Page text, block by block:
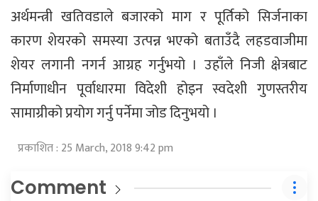
अर्थमन्त्री खतिवडाले बजारको माग र पूर्तिको सिर्जनाका
कारण शेयरको समस्या उत्पन्न भएको बताउँदै लहडवाजीमा
शेयर लगानी नगर्न आग्रह गर्नुभयो । उहाँले निजी क्षेत्रबाट
निर्माणाधीन पूर्वाधारमा विदेशी होइन स्वदेशी गुणस्तरीय
सामाग्रीको प्रयोग गर्नु पर्नेमा जोड दिनुभयो ।
प्रकाशित : 25 March, 2018 9:42 pm
Comment